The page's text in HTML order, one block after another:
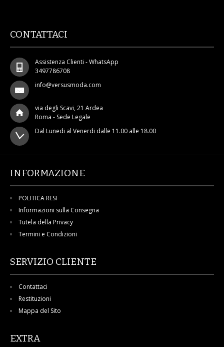
CONTATTACI
Assistenza Clienti - WhatsApp
3497786708
info@versusmoda.com
via degli Scavi, 21 Ardea
Roma - Sede Legale
Dal Lunedi al Venerdi dalle 11.00 alle 18.00
INFORMAZIONE
POLITICA RESI
Informazioni sulla Consegna
Tutela della Privacy
Termini e Condizioni
SERVIZIO CLIENTE
Contattaci
Restituzioni
Mappa del Sito
EXTRA